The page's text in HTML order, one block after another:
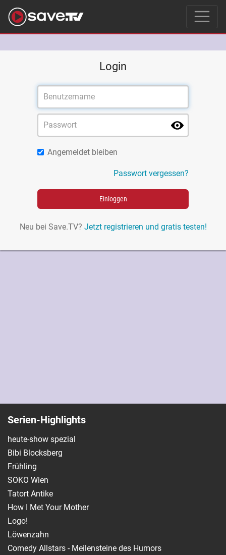
Login
Angemeldet bleiben
Passwort vergessen?
Einloggen
Neu bei Save.TV? Jetzt registrieren und gratis testen!
Serien-Highlights
heute-show spezial
Bibi Blocksberg
Frühling
SOKO Wien
Tatort Antike
How I Met Your Mother
Logo!
Löwenzahn
Comedy Allstars - Meilensteine des Humors